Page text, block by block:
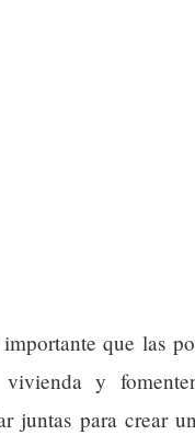
que las
y
juntas para crear